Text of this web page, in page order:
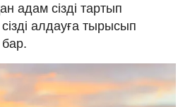
адам сізді тартып
алдауға тырысып